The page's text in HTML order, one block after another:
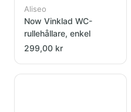
Aliseo
Now Vinklad WC-
rullehållare, enkel
299,00 kr